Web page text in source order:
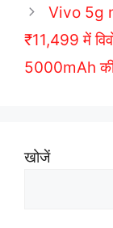
o
r
i
Vivo 5g
₹11,499 में
5000mAh की
खोजें